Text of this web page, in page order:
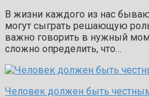
В жизни каждого из нас
могут сыграть решающую
важно говорить в нужный
сложно определить, что…
Человек должен быть